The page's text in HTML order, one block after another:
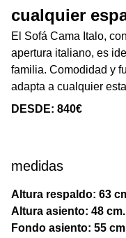
cualquier
El Sofá Cama Italo,
apertura italiano, es
familia. Comodidad y
adapta a cualquier
DESDE: 840€
medidas
Altura respaldo: 63
Altura asiento: 48 cm.
Fondo asiento: 55